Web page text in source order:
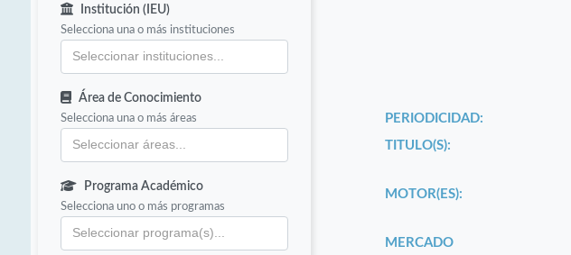
Institución (IEU)
Selecciona una o más instituciones
Área de Conocimiento
Selecciona una o más áreas
Programa Académico
Selecciona uno o más programas
PERIODICIDAD:
TITULO(S):
MOTOR(ES):
MERCADO